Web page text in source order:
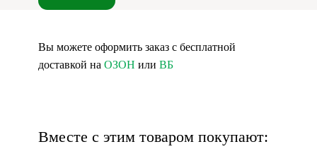
Вы можете оформить заказ с бесплатной
доставкой на ОЗОН или ВБ
Вместе с этим товаром покупают: